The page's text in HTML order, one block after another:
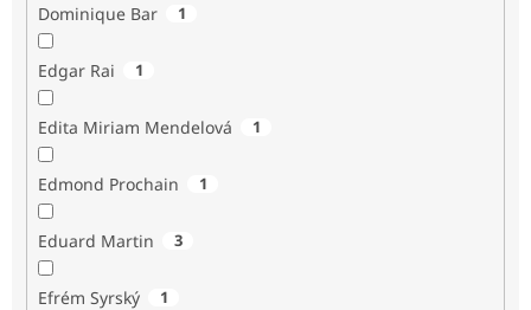
Dominique Bar 1
Edgar Rai 1
Edita Miriam Mendelová 1
Edmond Prochain 1
Eduard Martin 3
Efrém Syrský 1